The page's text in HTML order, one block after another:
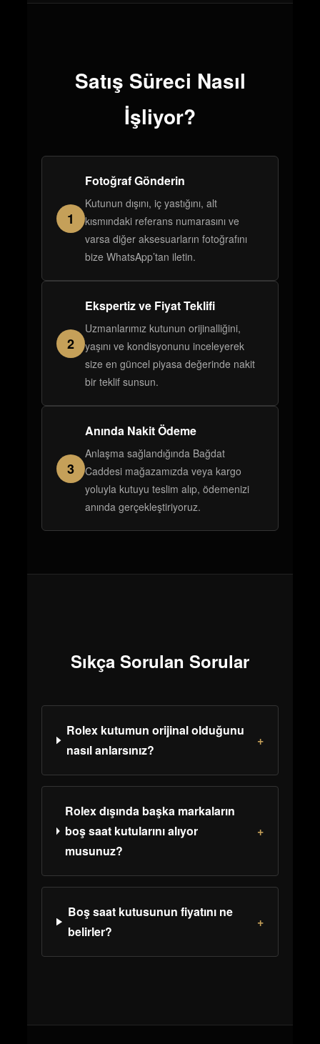
Satış Süreci Nasıl
İşliyor?
1
Fotoğraf Gönderin
Kutunun dışını, iç yastığını, alt
kısmındaki referans numarasını ve
varsa diğer aksesuarların fotoğrafını
bize WhatsApp’tan iletin.
2
Ekspertiz ve Fiyat Teklifi
Uzmanlarımız kutunun orijinalliğini,
yaşını ve kondisyonunu inceleyerek
size en güncel piyasa değerinde nakit
bir teklif sunsun.
3
Anında Nakit Ödeme
Anlaşma sağlandığında Bağdat
Caddesi mağazamızda veya kargo
yoluyla kutuyu teslim alıp, ödemenizi
anında gerçekleştiriyoruz.
Sıkça Sorulan Sorular
Rolex kutumun orijinal olduğunu
nasıl anlarsınız?
+
Rolex dışında başka markaların
boş saat kutularını alıyor
musunuz?
+
Boş saat kutusunun fiyatını ne
belirler?
+